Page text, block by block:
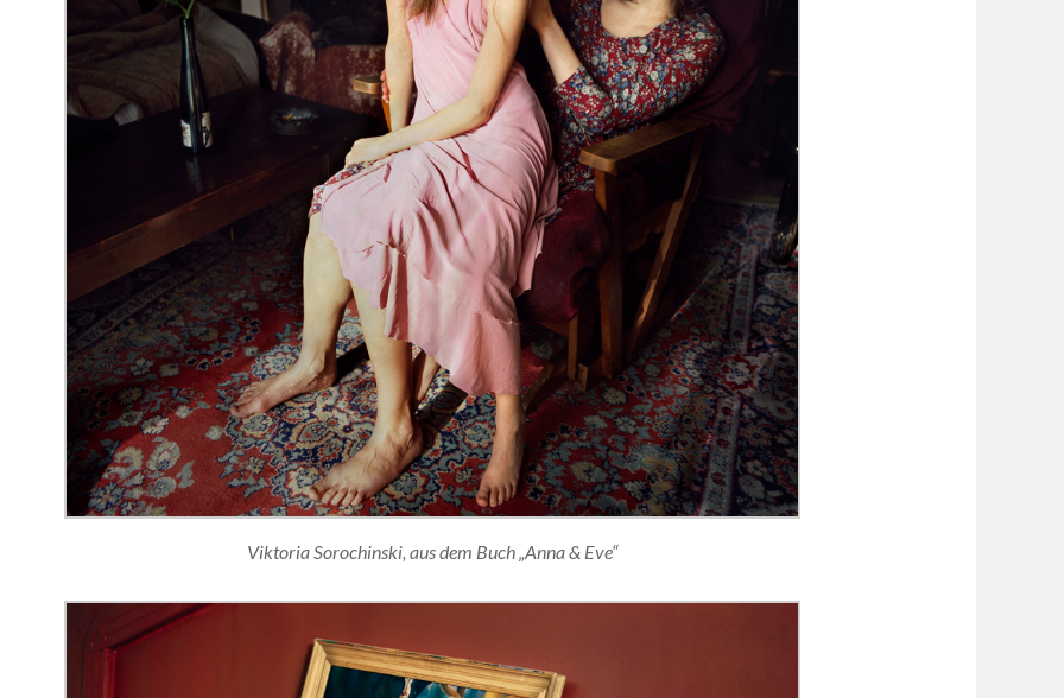
Viktoria Sorochinski, aus dem Buch „Anna & Eve“